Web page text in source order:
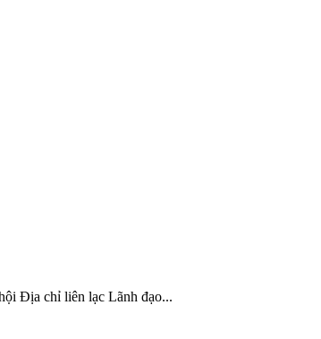
Địa chỉ liên lạc Lãnh đạo...